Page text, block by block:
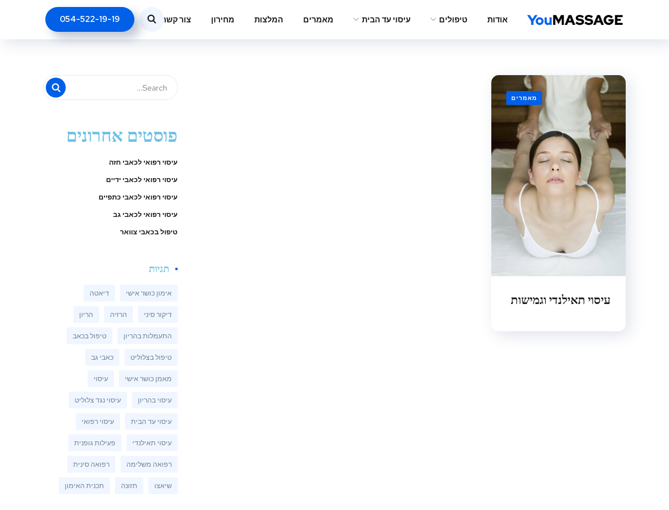
אודות טיפולים עיסוי עד הבית מאמרים המלצות מחירון צור קשר 054-522-19-19
מאמרים
עיסוי תאילנדי וגמישות
פוסטים אחרונים
עיסוי רפואי לכאבי חזה
עיסוי רפואי לכאבי ידיים
עיסוי רפואי לכאבי כתפיים
עיסוי רפואי לכאבי גב
טיפול בכאבי צוואר
תגיות
אימון כושר אישי דיאטה
דיקור סיני הרזיה הריון
התעמלות בהריון טיפול בכאב
טיפול בצלוליט כאבי גב
מאמן כושר אישי עיסוי
עיסוי בהריון עיסוי נגד צלוליט
עיסוי עד הבית עיסוי רפואי
עיסוי תאילנדי פעילות גופנית
רפואה משלימה רפואה סינית
שיאצו תזונה תכנית האימון